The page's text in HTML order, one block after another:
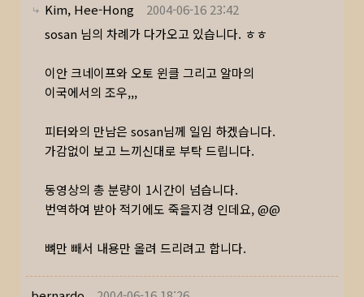
Kim, Hee-Hong
2004-06-16 23:42
sosan 님의 차례가 다가오고 있습니다. ㅎㅎ
이안 크네이프와 오토 윈클 그리고 알마의
이국에서의 조우,,,
피터와의 만남은 sosan님께 일임 하겠습니다.
가감없이 보고 느끼신대로 부탁 드립니다.
동영상의 총 분량이 1시간이 넘습니다.
번역하여 받아 적기에도 죽을지경 인데요, @@
뼈만 빼서 내용만 올려 드리려고 합니다.